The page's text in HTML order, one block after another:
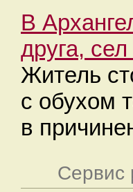
В
друга,
Житель
с обухом
в
Сервис